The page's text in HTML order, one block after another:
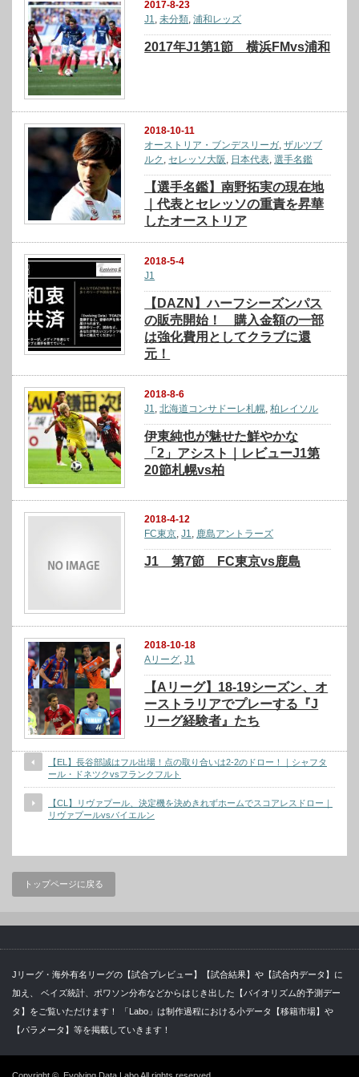
2017-8-23
J1,未分類,浦和レッズ
2017年J1第1節 横浜FMvs浦和
2018-10-11
オーストリア・ブンデスリーガ ,ザルツブ
ルク
セレッソ大阪 日本代表 ,選手名鑑
【選手名鑑】南野拓実の現在地
｜代表とセレッソの重責を昇華
したオーストリア
2018-5-4
J1
【DAZN】ハーフシーズンパス
の販売開始！ 購入金額の一部
は強化費用としてクラブに還
元！
2018-8-6
J1
,北海道コンサドーレ札幌 ,柏レイソル
伊東純也が魅せた鮮やかな
「2」アシスト｜レビューJ1第
20節札幌vs柏
2018-4-12
FC東京,J1, 鹿島アントラーズ
J1 第7節 FC東京vs鹿島
2018-10-18
Aリーグ ,J1
【Aリーグ】18-19シーズン、オ
ーストラリアでプレーする『J
リーグ経験者』たち
【EL】長谷部誠はフル出場！点の取り合いは2-2のドロー！｜シャフタ
ール・ドネツクvsフランクフルト
【CL】リヴァプール、決定機を決めきれずホームでスコアレスドロー｜
リヴァプールvsバイエルン
トップページに戻る
Jリーグ・海外有名リーグの【試合プレビュー】【試合結果】や【試合内データ】に
加え、 ベイズ統計、ポワソン分布などからはじき出した【バイオリズム的予測デー
タ】をご覧いただけます！ 「Labo」は制作過程における小データ【移籍市場】や
【パラメータ】等を掲載していきます！